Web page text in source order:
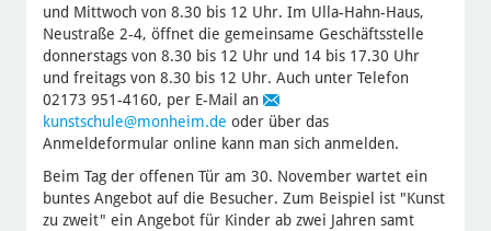
und Mittwoch von 8.30 bis 12 Uhr. Im Ulla-Hahn-Haus,
Neustraße 2-4, öffnet die gemeinsame Geschäftsstelle
donnerstags von 8.30 bis 12 Uhr und 14 bis 17.30 Uhr
und freitags von 8.30 bis 12 Uhr. Auch unter Telefon
02173 951-4160, per E-Mail an
kunstschule@monheim.de oder über das
Anmeldeformular online kann man sich anmelden.
Beim Tag der offenen Tür am 30. November wartet ein
buntes Angebot auf die Besucher. Zum Beispiel ist "Kunst
zu zweit" ein Angebot für Kinder ab zwei Jahren samt